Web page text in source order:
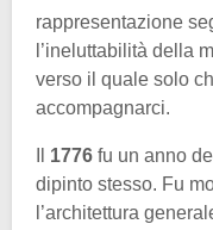
rappresentazione
l’ineluttabilità della
verso il quale solo
accompagnarci.
1776 fu un anno
dipinto stesso. Fu
l’architettura